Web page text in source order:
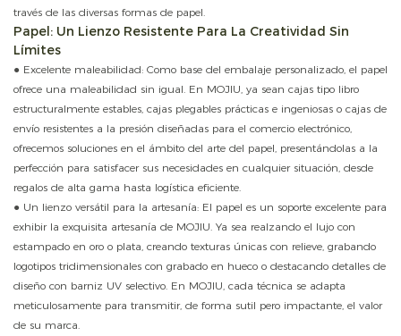
través de las diversas formas de papel.
Papel: Un Lienzo Resistente Para La Creatividad Sin
Límites
● Excelente maleabilidad: Como base del embalaje personalizado, el papel
ofrece una maleabilidad sin igual. En MOJIU, ya sean cajas tipo libro
estructuralmente estables, cajas plegables prácticas e ingeniosas o cajas de
envío resistentes a la presión diseñadas para el comercio electrónico,
ofrecemos soluciones en el ámbito del arte del papel, presentándolas a la
perfección para satisfacer sus necesidades en cualquier situación, desde
regalos de alta gama hasta logística eficiente.
● Un lienzo versátil para la artesanía: El papel es un soporte excelente para
exhibir la exquisita artesanía de MOJIU. Ya sea realzando el lujo con
estampado en oro o plata, creando texturas únicas con relieve, grabando
logotipos tridimensionales con grabado en hueco o destacando detalles de
diseño con barniz UV selectivo. En MOJIU, cada técnica se adapta
meticulosamente para transmitir, de forma sutil pero impactante, el valor
de su marca.